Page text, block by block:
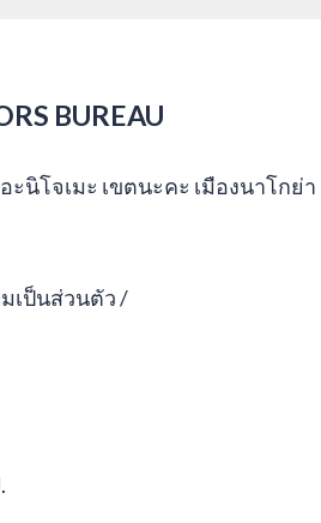
BUREAU
นิโจเมะ เขตนะคะ เมืองนาโกย่า
เป็นส่วนตัว